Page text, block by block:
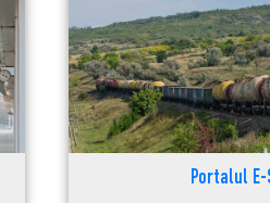
Portalul